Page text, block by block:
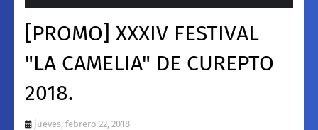
[PROMO] XXXIV FESTIVAL
"LA CAMELIA" DE CUREPTO
2018.
jueves, febrero 22, 2018